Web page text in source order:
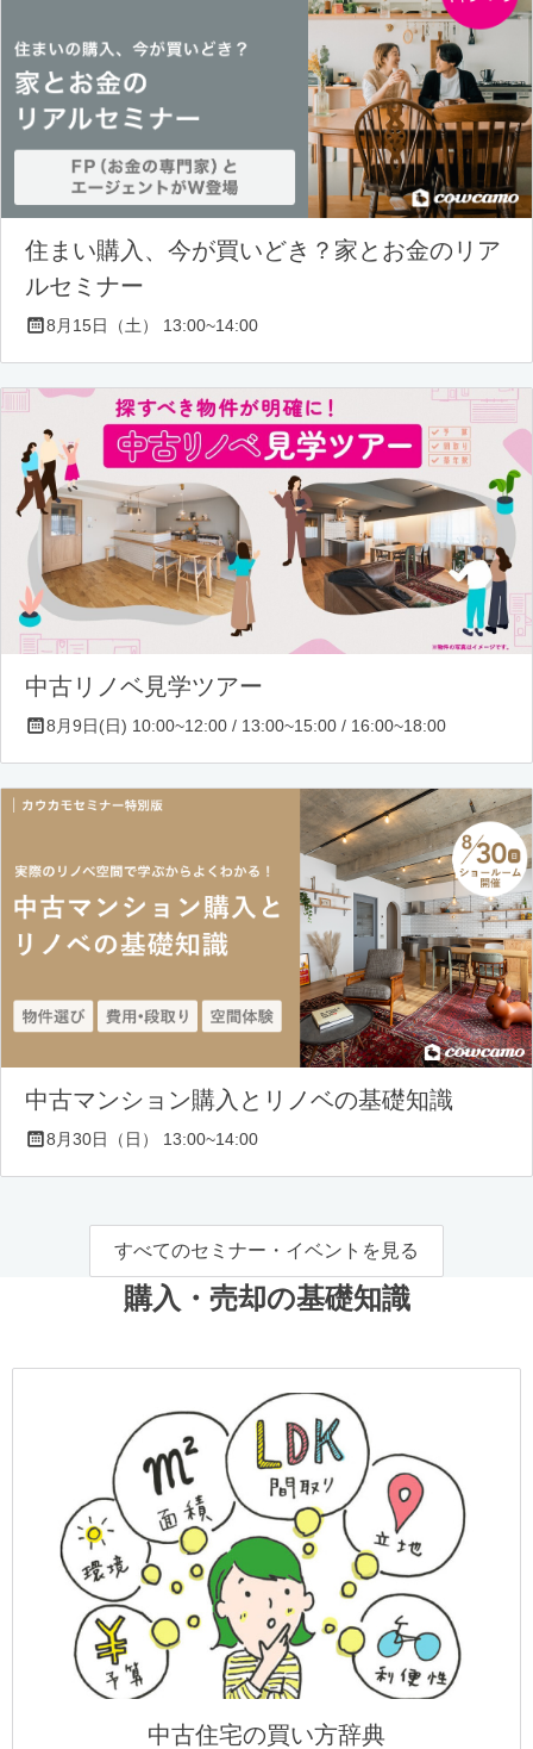
住まい購入、今が買いどき？家とお金のリア
ルセミナー
8月15日（土） 13:00~14:00
中古リノベ見学ツアー
8月9日(日) 10:00~12:00 / 13:00~15:00 / 16:00~18:00
中古マンション購入とリノベの基礎知識
8月30日（日） 13:00~14:00
すべてのセミナー・イベントを見る
購入・売却の基礎知識
中古住宅の買い方辞典